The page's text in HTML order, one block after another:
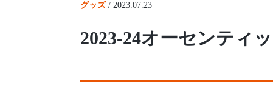
グッズ / 2023.07.23
2023-24オーセンティ